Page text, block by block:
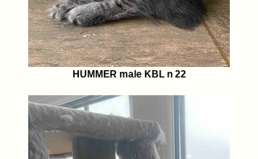
HUMMER male KBL n 22